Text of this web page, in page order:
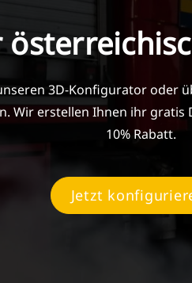
3D-Konfigurator
Wir erstellen Ihnen ihr
10% Rabatt.
Jetzt